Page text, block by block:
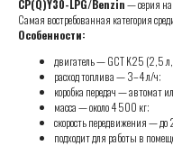
CP(Q)Y30-LPG/Benzin— серия
Самая востребованная категория
Особенности:
двигатель — GCT K25 (2,5
расход топлива — 3–4 л/ч;
коробка передач — автомат
масса — около 4 500 кг;
скорость передвижения —
подходит для работы в